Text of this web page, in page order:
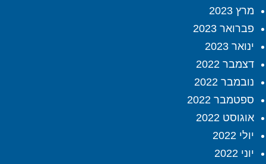
מרץ 2023
פברואר 2023
ינואר 2023
דצמבר 2022
נובמבר 2022
ספטמבר 2022
אוגוסט 2022
יולי 2022
יוני 2022